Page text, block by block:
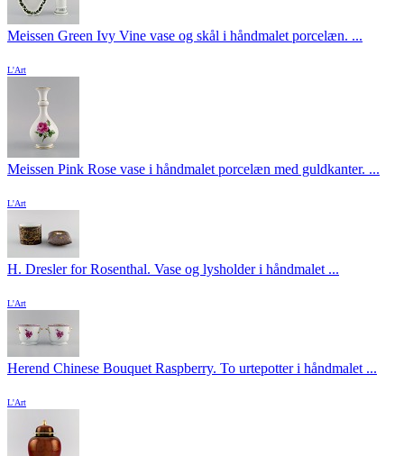
Meissen Green Ivy Vine vase og skål i håndmalet porcelæn. ...
L'Art
Meissen Pink Rose vase i håndmalet porcelæn med guldkanter. ...
L'Art
H. Dresler for Rosenthal. Vase og lysholder i håndmalet ...
L'Art
Herend Chinese Bouquet Raspberry. To urtepotter i håndmalet ...
L'Art